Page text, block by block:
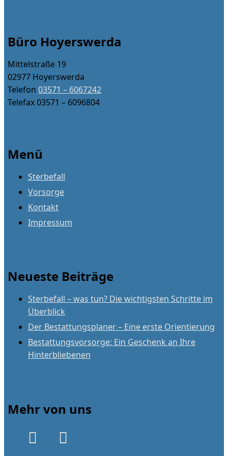
Büro Hoyerswerda
Mittelstraße 19
02977 Hoyerswerda
Telefon 03571 – 6067242
Telefax 03571 – 6096804
Menü
Sterbefall
Vorsorge
Kontakt
Impressum
Neueste Beiträge
Sterbefall – was tun? Die wichtigsten Schritte im
Überblick
Der Bestattungsplaner – Eine erste Orientierung
Bestattungsvorsorge: Ein Geschenk an Ihre
Hinterbliebenen
Mehr von uns